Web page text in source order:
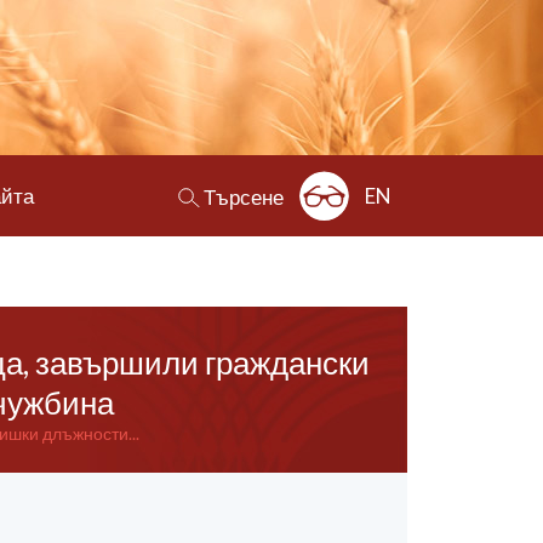
Търсене EN
завършили граждански
длъжности...